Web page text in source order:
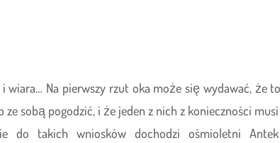
i wiara… Na pierwszy rzut oka może się wydawać, że
ze sobą pogodzić, i że jeden z nich z konieczności
do takich wniosków dochodzi ośmioletni